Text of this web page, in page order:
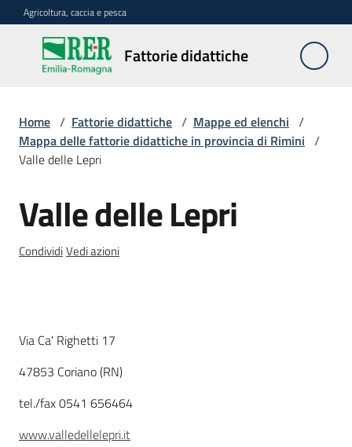
Vai al contenuto
Vai alla navigazione
Vai al footer
Agricoltura, caccia e pesca
Fattorie didattiche
Fattorie
didattiche
Trova
sulla
Requisiti
Agricoltura
cifre
Home / Fattorie didattiche / Mappe ed elenchi /
Mappa delle fattorie didattiche in provincia di Rimini /
Valle delle Lepri
Salta al contenuto
Valle delle Lepri
CondividiVedi azioni
Descrizione
Via Ca' Righetti 17
47853 Coriano (RN)
tel./fax 0541 656464
www.valledellelepri.it